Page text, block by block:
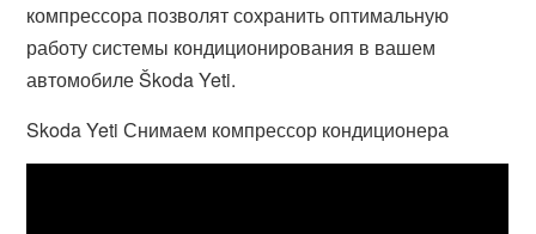
компрессора позволят сохранить оптимальную
работу системы кондиционирования в вашем
автомобиле Škoda Yeti.
Skoda Yeti Снимаем компрессор кондиционера